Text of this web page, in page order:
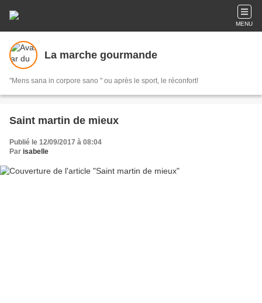
MENU
La marche gourmande
"Mens sana in corpore sano " ou après le sport, le réconfort!
Saint martin de mieux
Publié le 12/09/2017 à 08:04
Par isabelle